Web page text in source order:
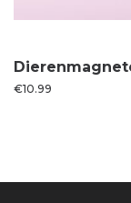
€10.99